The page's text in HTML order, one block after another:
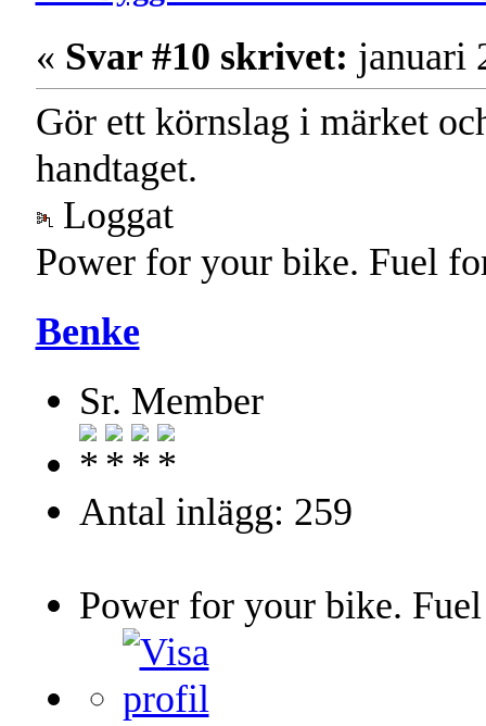
« Svar #10 skrivet: januari
Gör ett körnslag i märket
handtaget.
Loggat
Power for your bike. Fuel
Benke
Sr. Member
Antal inlägg: 259
Power for your bike.